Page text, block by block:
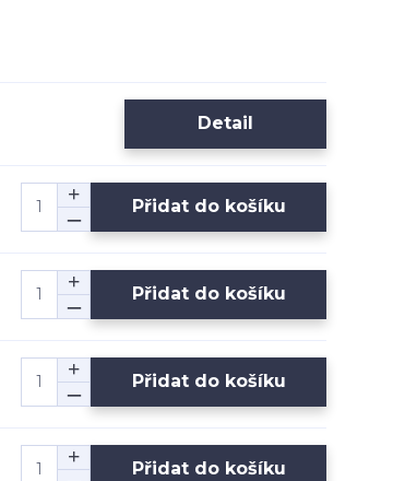
Detail
Přidat do košíku
Přidat do košíku
Přidat do košíku
Přidat do košíku